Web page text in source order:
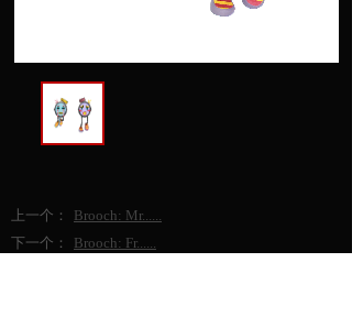
上一个：
Brooch: Mr......
下一个：
Brooch: Fr......